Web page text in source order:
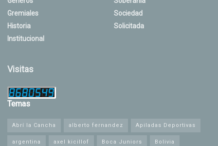
Gremiales
Historia
Institucional
Sociedad
Solicitada
Visitas
Temas
Abrí la Cancha alberto fernandez Apiladas Deportivas
argentina axel kicillof Boca Juniors Bolivia